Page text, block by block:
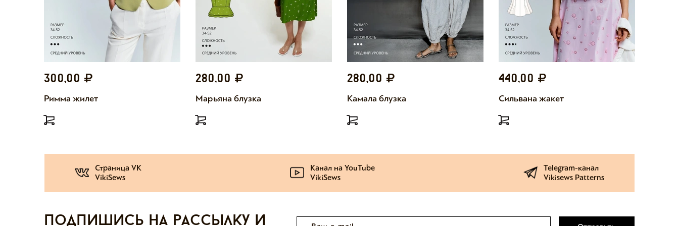
300,00
Римма жилет
280,00
Марьяна блузка
280,00
Камала блузка
440,00
Сильвана жакет
Страница VK
VikiSews
Канал на YouTube
VikiSews
Telegram-канал
Vikisews Patterns
Подпишись на рассылку и